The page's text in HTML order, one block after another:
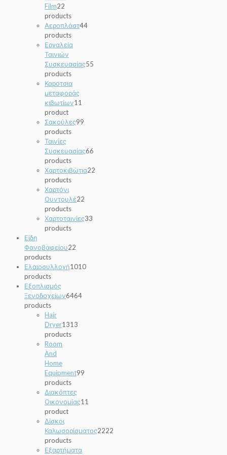
Film22
products
Αεροπλάστ44
products
Εργαλεία
Ταινιών
Συσκευασίας55
products
Καροτσια
μεταφοράς
κιβωτίων1 1
product
Σακούλες99
products
Ταινίες
Συσκευασίας66
products
Χαρτοκιβώτια22
products
Χαρτόνι
Ουντουλέ22
products
Χαρτοταινίες33
products
Είδη
Φανοβαφείου22
products
Ελαιοσυλλογή1010
products
Εξοπλισμός
Ξενοδοχείων6464
products
Hair
Dryer1313
products
Room
And
Home
Equipment99
products
Διακόπτες
Οικονομίας1 1
product
Δίσκοι
Καλωσορίσματος2222
products
Εξαρτήματα